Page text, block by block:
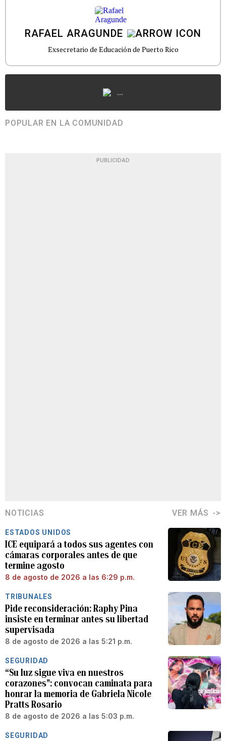
RAFAEL ARAGUNDE
Exsecretario de Educación de Puerto Rico
...
POPULAR EN LA COMUNIDAD
PUBLICIDAD
NOTICIAS VER MÁS
ESTADOS UNIDOS
ICE equipará a todos sus agentes con
cámaras corporales antes de que
termine agosto
8 de agosto de 2026 a las 6:29 p.m.
TRIBUNALES
Pide reconsideración: Raphy Pina
insiste en terminar antes su libertad
supervisada
8 de agosto de 2026 a las 5:21 p.m.
SEGURIDAD
“Su luz sigue viva en nuestros
corazones”: convocan caminata para
honrar la memoria de Gabriela Nicole
Pratts Rosario
8 de agosto de 2026 a las 5:03 p.m.
SEGURIDAD